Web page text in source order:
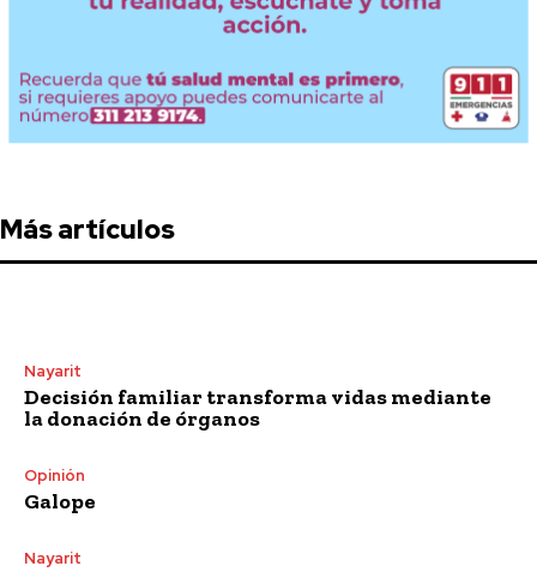
Más artículos
Nayarit
Decisión familiar transforma vidas mediante
la donación de órganos
Opinión
Galope
Nayarit